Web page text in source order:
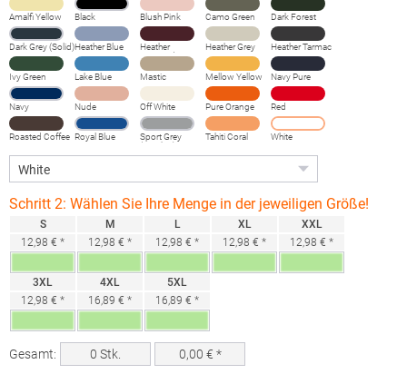
Amalfi Yellow Black Blush Pink Camo Green Dark Forest
Dark Grey (Solid)Heather Blue
Heather
Burgundy
Heather Grey
Fog
Heather Tarmac
Ivy Green Lake Blue Mastic Mellow Yellow Navy Pure
Navy Nude Off White Pure Orange Red
Roasted Coffee Royal Blue
Sport Grey
(Heather)
Tahiti Coral White
Schritt 2: Wählen Sie Ihre Menge in der jeweiligen Größe!
S
12,98 € *
M
12,98 € *
L
12,98 € *
XL
12,98 € *
XXL
12,98 € *
3XL
12,98 € *
4XL
16,89 € *
5XL
16,89 € *
Gesamt: 0 Stk. 0,00 € *